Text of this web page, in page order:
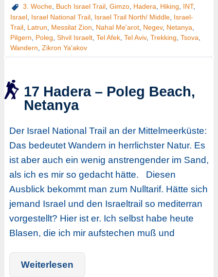
3. Woche, Buch Israel Trail, Gimzo, Hadera Hiking INT,
Israel, Israel National Trail, Israel Trail North/ Middle, Israel-
Trail, Latrun Messilat Zion Nahal Me'arot, Negev, Netanya
Pilgern
Poleg Shvil Israelt, Tel Afek, Tel Aviv, Trekking Tsova
Wandern Zikron Ya'akov
17 Hadera – Poleg Beach,
Netanya
Der Israel National Trail an der Mittelmeerküste:
Das bedeutet Wandern in herrlichster Natur. Es
ist aber auch ein wenig anstrengender im Sand,
als ich es mir so gedacht hätte. Diesen
Ausblick bekommt man zum Nulltarif. Hätte sich
jemand Israel und den Israeltrail so mediterran
vorgestellt? Hier ist er. Ich selbst habe heute
Blasen, die ich mir aufstechen muß und
Weiterlesen